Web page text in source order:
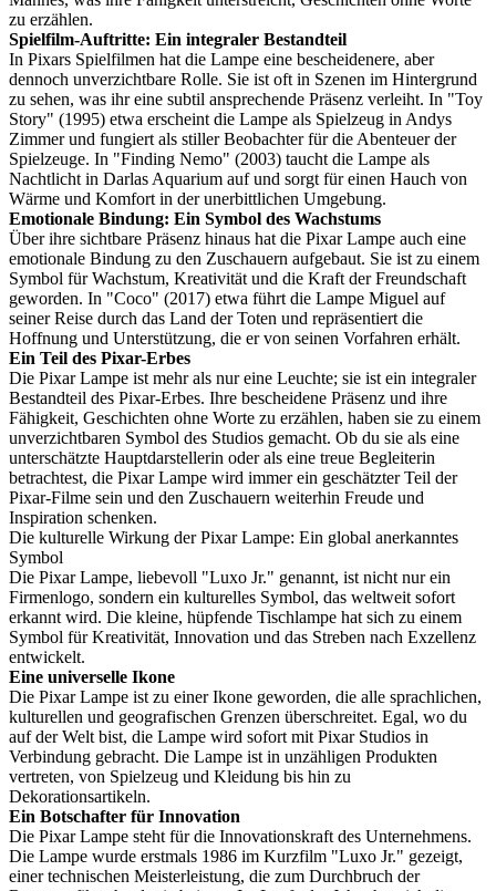
zu erzählen.
Spielfilm-Auftritte: Ein integraler Bestandteil
In Pixars Spielfilmen hat die Lampe eine bescheidenere, aber
dennoch unverzichtbare Rolle. Sie ist oft in Szenen im Hintergrund
zu sehen, was ihr eine subtil ansprechende Präsenz verleiht. In "Toy
Story" (1995) etwa erscheint die Lampe als Spielzeug in Andys
Zimmer und fungiert als stiller Beobachter für die Abenteuer der
Spielzeuge. In "Finding Nemo" (2003) taucht die Lampe als
Nachtlicht in Darlas Aquarium auf und sorgt für einen Hauch von
Wärme und Komfort in der unerbittlichen Umgebung.
Emotionale Bindung: Ein Symbol des Wachstums
Über ihre sichtbare Präsenz hinaus hat die Pixar Lampe auch eine
emotionale Bindung zu den Zuschauern aufgebaut. Sie ist zu einem
Symbol für Wachstum, Kreativität und die Kraft der Freundschaft
geworden. In "Coco" (2017) etwa führt die Lampe Miguel auf
seiner Reise durch das Land der Toten und repräsentiert die
Hoffnung und Unterstützung, die er von seinen Vorfahren erhält.
Ein Teil des Pixar-Erbes
Die Pixar Lampe ist mehr als nur eine Leuchte; sie ist ein integraler
Bestandteil des Pixar-Erbes. Ihre bescheidene Präsenz und ihre
Fähigkeit, Geschichten ohne Worte zu erzählen, haben sie zu einem
unverzichtbaren Symbol des Studios gemacht. Ob du sie als eine
unterschätzte Hauptdarstellerin oder als eine treue Begleiterin
betrachtest, die Pixar Lampe wird immer ein geschätzter Teil der
Pixar-Filme sein und den Zuschauern weiterhin Freude und
Inspiration schenken.
Die kulturelle Wirkung der Pixar Lampe: Ein global anerkanntes
Symbol
Die Pixar Lampe, liebevoll "Luxo Jr." genannt, ist nicht nur ein
Firmenlogo, sondern ein kulturelles Symbol, das weltweit sofort
erkannt wird. Die kleine, hüpfende Tischlampe hat sich zu einem
Symbol für Kreativität, Innovation und das Streben nach Exzellenz
entwickelt.
Eine universelle Ikone
Die Pixar Lampe ist zu einer Ikone geworden, die alle sprachlichen,
kulturellen und geografischen Grenzen überschreitet. Egal, wo du
auf der Welt bist, die Lampe wird sofort mit Pixar Studios in
Verbindung gebracht. Die Lampe ist in unzähligen Produkten
vertreten, von Spielzeug und Kleidung bis hin zu
Dekorationsartikeln.
Ein Botschafter für Innovation
Die Pixar Lampe steht für die Innovationskraft des Unternehmens.
Die Lampe wurde erstmals 1986 im Kurzfilm "Luxo Jr." gezeigt,
einer technischen Meisterleistung, die zum Durchbruch der